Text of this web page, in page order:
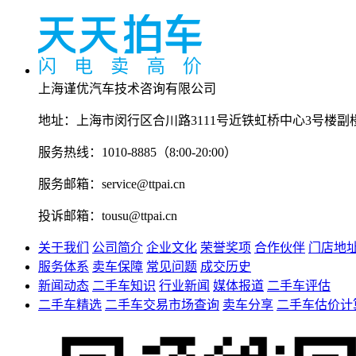
上海谨优汽车技术咨询有限公司
地址：上海市闵行区合川路3111号近铁虹桥中心3号楼副
服务热线：1010-8885（8:00-20:00）
服务邮箱：service@ttpai.cn
投诉邮箱：tousu@ttpai.cn
关于我们 公司简介 企业文化 荣誉奖项 合作伙伴 门店地
服务体系 卖车保障 常见问题 成交历史
新闻动态 二手车知识 行业新闻 媒体报道 二手车评估
二手车精选 二手车交易市场查询 卖车分享 二手车估价计